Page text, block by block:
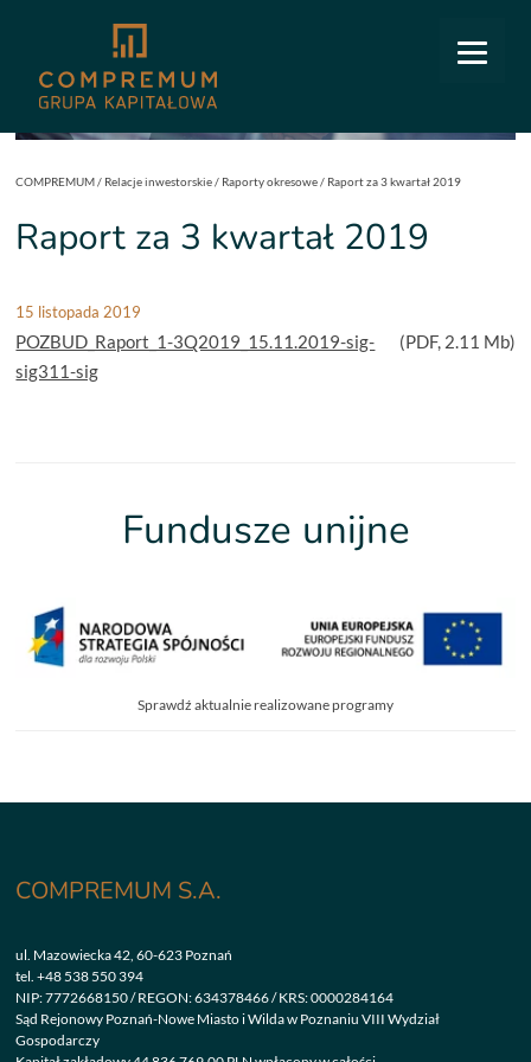
COMPREMUM/ Relacje inwestorskie/ Raporty okresowe/ Raport za 3 kwartał 2019
Raport za 3 kwartał 2019
15 listopada 2019
POZBUD_Raport_1-3Q2019_15.11.2019-sig-
sig311-sig
(PDF, 2.11 Mb)
Fundusze unijne
Sprawdź aktualnie realizowane programy
COMPREMUM S.A.
ul. Mazowiecka 42, 60-623 Poznań
tel.+48 538 550 394
NIP: 7772668150 / REGON: 634378466 / KRS: 0000284164
Sąd Rejonowy Poznań-Nowe Miasto i Wilda w Poznaniu VIII Wydział
Gospodarczy